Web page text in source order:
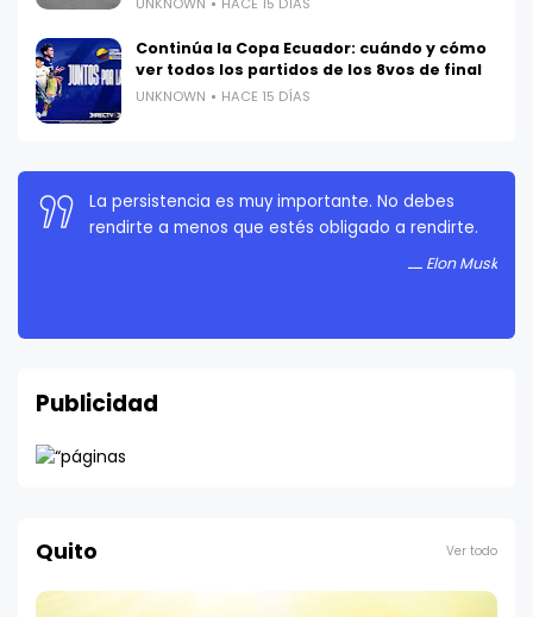
UNKNOWN HACE 15 DÍAS
Continúa la Copa Ecuador: cuándo y cómo
ver todos los partidos de los 8vos de final
UNKNOWN HACE 15 DÍAS
La persistencia es muy importante. No debes
rendirte a menos que estés obligado a rendirte.
Elon Musk
Publicidad
Quito Ver todo